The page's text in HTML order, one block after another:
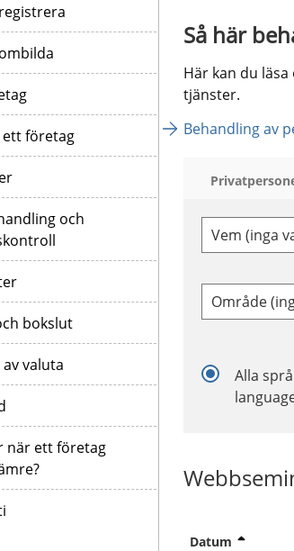
företag
och
bokslut
valuta
när ett företag
Så här
Här kan du
tjänster.
Behandling av
Datum